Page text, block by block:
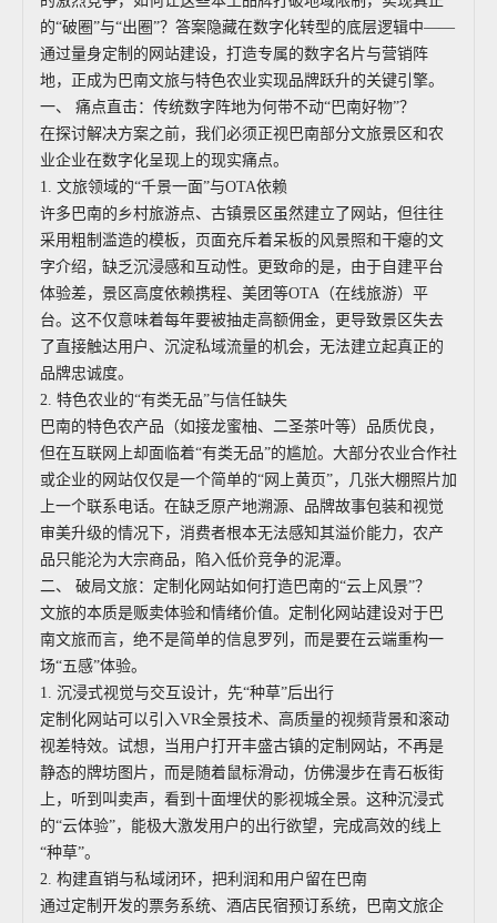
的“破圈”与“出圈”？答案隐藏在数字化转型的底层逻辑中——
通过量身定制的网站建设，打造专属的数字名片与营销阵
地，正成为巴南文旅与特色农业实现品牌跃升的关键引擎。
一、 痛点直击：传统数字阵地为何带不动“巴南好物”？
在探讨解决方案之前，我们必须正视巴南部分文旅景区和农
业企业在数字化呈现上的现实痛点。
1. 文旅领域的“千景一面”与OTA依赖
许多巴南的乡村旅游点、古镇景区虽然建立了网站，但往往
采用粗制滥造的模板，页面充斥着呆板的风景照和干瘪的文
字介绍，缺乏沉浸感和互动性。更致命的是，由于自建平台
体验差，景区高度依赖携程、美团等OTA（在线旅游）平
台。这不仅意味着每年要被抽走高额佣金，更导致景区失去
了直接触达用户、沉淀私域流量的机会，无法建立起真正的
品牌忠诚度。
2. 特色农业的“有类无品”与信任缺失
巴南的特色农产品（如接龙蜜柚、二圣茶叶等）品质优良，
但在互联网上却面临着“有类无品”的尴尬。大部分农业合作社
或企业的网站仅仅是一个简单的“网上黄页”，几张大棚照片加
上一个联系电话。在缺乏原产地溯源、品牌故事包装和视觉
审美升级的情况下，消费者根本无法感知其溢价能力，农产
品只能沦为大宗商品，陷入低价竞争的泥潭。
二、 破局文旅：定制化网站如何打造巴南的“云上风景”？
文旅的本质是贩卖体验和情绪价值。定制化网站建设对于巴
南文旅而言，绝不是简单的信息罗列，而是要在云端重构一
场“五感”体验。
1. 沉浸式视觉与交互设计，先“种草”后出行
定制化网站可以引入VR全景技术、高质量的视频背景和滚动
视差特效。试想，当用户打开丰盛古镇的定制网站，不再是
静态的牌坊图片，而是随着鼠标滑动，仿佛漫步在青石板街
上，听到叫卖声，看到十面埋伏的影视城全景。这种沉浸式
的“云体验”，能极大激发用户的出行欲望，完成高效的线上
“种草”。
2. 构建直销与私域闭环，把利润和用户留在巴南
通过定制开发的票务系统、酒店民宿预订系统，巴南文旅企